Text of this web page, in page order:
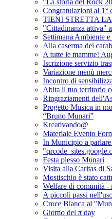
"La storia del Rock
Congratulazioni al 1°
TIENI STRETTA
"Cittadinanza attiva"
Settimana Ambiente
Alla caserma dei
A tutte le mamme!
Iscrizione servizio
Variazione menù
Incontro di
Abita il tuo territorio
Ringraziamenti
Progetto Musica in
“Bruno Munari”
Kreativando@
Materiale Evento
In Municipio a
Festa plesso Munari
Visita alla Caritas di
Mostischio è stato
Welfare di comunità
A piccoli passi
Croce Bianca al
Giorno del π day